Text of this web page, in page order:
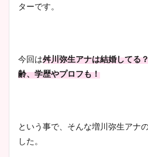
ターです。
今回は舛川弥生アナは結婚してる
齢、学歴やプロフも！
という事で、そんな増川弥生アナ
した。